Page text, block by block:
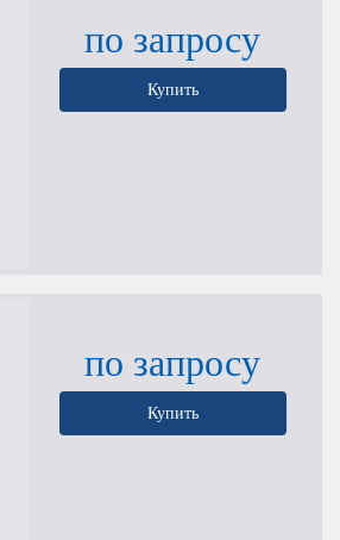
по запросу
Купить
по запросу
Купить